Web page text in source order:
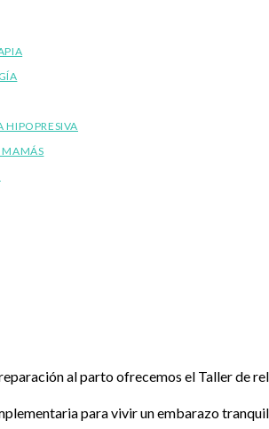
HIPOPRESIVA
MAMÁS
al parto ofrecemos el Taller de
para vivir un embarazo